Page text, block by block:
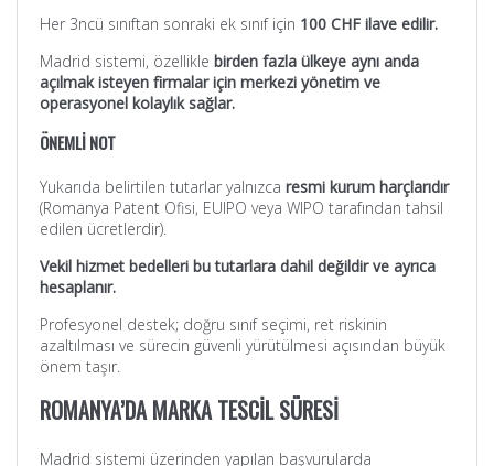
Her 3ncü sınıftan sonraki ek sınıf için 100 CHF ilave edilir.
Madrid sistemi, özellikle birden fazla ülkeye aynı anda
açılmak isteyen firmalar için merkezi yönetim ve
operasyonel kolaylık sağlar.
ÖNEMLİ NOT
Yukarıda belirtilen tutarlar yalnızca resmi kurum harçlarıdır
(Romanya Patent Ofisi, EUIPO veya WIPO tarafından tahsil
edilen ücretlerdir).
Vekil hizmet bedelleri bu tutarlara dahil değildir ve ayrıca
hesaplanır.
Profesyonel destek; doğru sınıf seçimi, ret riskinin
azaltılması ve sürecin güvenli yürütülmesi açısından büyük
önem taşır.
ROMANYA’DA MARKA TESCİL SÜRESİ
Madrid sistemi üzerinden yapılan başvurularda